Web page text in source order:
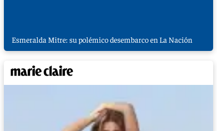
Esmeralda Mitre: su polémico desembarco en La Nación